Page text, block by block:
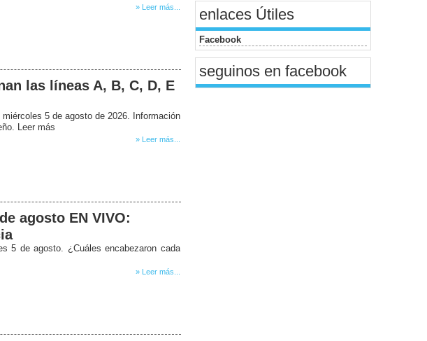
» Leer más...
las líneas A, B, C, D, E
5 de agosto de 2026. Información
Leer más
» Leer más...
agosto EN VIVO:
5 de agosto. ¿Cuáles encabezaron cada
» Leer más...
enlaces Útiles
Facebook
seguinos en facebook